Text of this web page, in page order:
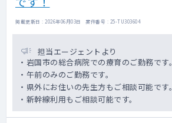
掲載更新日 : 2026年06月03日 案件番号 : 25-TU303604
担当エージェントより
・岩国市の総合病院での療育のご勤務です。
・午前のみのご勤務です。
・県外にお住いの先生方もご相談可能です。
・新幹線利用もご相談可能です。